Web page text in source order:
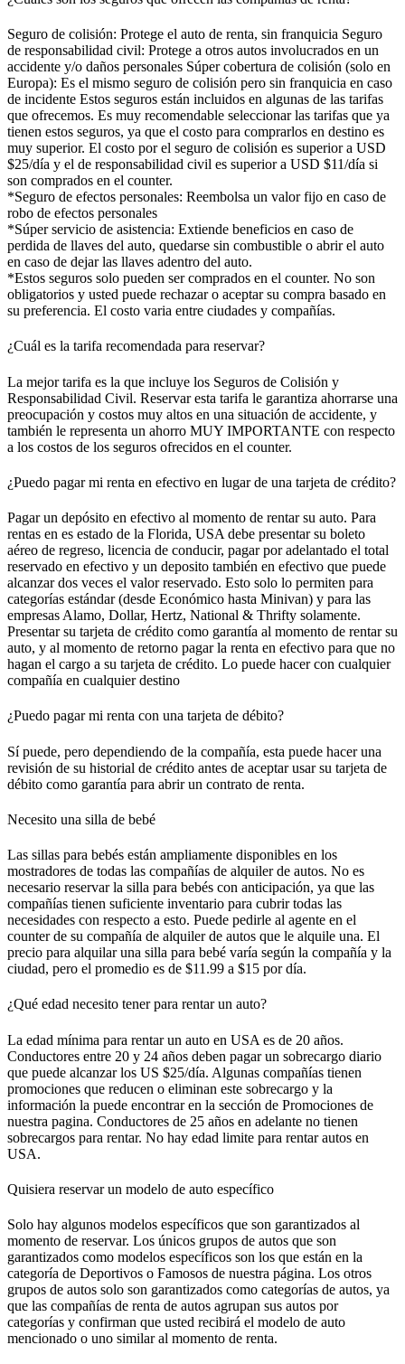
Seguro de colisión: Protege el auto de renta, sin franquicia Seguro
de responsabilidad civil: Protege a otros autos involucrados en un
accidente y/o daños personales Súper cobertura de colisión (solo en
Europa): Es el mismo seguro de colisión pero sin franquicia en caso
de incidente Estos seguros están incluidos en algunas de las tarifas
que ofrecemos. Es muy recomendable seleccionar las tarifas que ya
tienen estos seguros, ya que el costo para comprarlos en destino es
muy superior. El costo por el seguro de colisión es superior a USD
$25/día y el de responsabilidad civil es superior a USD $11/día si
son comprados en el counter.
*Seguro de efectos personales: Reembolsa un valor fijo en caso de
robo de efectos personales
*Súper servicio de asistencia: Extiende beneficios en caso de
perdida de llaves del auto, quedarse sin combustible o abrir el auto
en caso de dejar las llaves adentro del auto.
*Estos seguros solo pueden ser comprados en el counter. No son
obligatorios y usted puede rechazar o aceptar su compra basado en
su preferencia. El costo varia entre ciudades y compañías.
¿Cuál es la tarifa recomendada para reservar?
La mejor tarifa es la que incluye los Seguros de Colisión y
Responsabilidad Civil. Reservar esta tarifa le garantiza ahorrarse una
preocupación y costos muy altos en una situación de accidente, y
también le representa un ahorro MUY IMPORTANTE con respecto
a los costos de los seguros ofrecidos en el counter.
¿Puedo pagar mi renta en efectivo en lugar de una tarjeta de crédito?
Pagar un depósito en efectivo al momento de rentar su auto. Para
rentas en es estado de la Florida, USA debe presentar su boleto
aéreo de regreso, licencia de conducir, pagar por adelantado el total
reservado en efectivo y un deposito también en efectivo que puede
alcanzar dos veces el valor reservado. Esto solo lo permiten para
categorías estándar (desde Económico hasta Minivan) y para las
empresas Alamo, Dollar, Hertz, National & Thrifty solamente.
Presentar su tarjeta de crédito como garantía al momento de rentar su
auto, y al momento de retorno pagar la renta en efectivo para que no
hagan el cargo a su tarjeta de crédito. Lo puede hacer con cualquier
compañía en cualquier destino
¿Puedo pagar mi renta con una tarjeta de débito?
Sí puede, pero dependiendo de la compañía, esta puede hacer una
revisión de su historial de crédito antes de aceptar usar su tarjeta de
débito como garantía para abrir un contrato de renta.
Necesito una silla de bebé
Las sillas para bebés están ampliamente disponibles en los
mostradores de todas las compañías de alquiler de autos. No es
necesario reservar la silla para bebés con anticipación, ya que las
compañías tienen suficiente inventario para cubrir todas las
necesidades con respecto a esto. Puede pedirle al agente en el
counter de su compañía de alquiler de autos que le alquile una. El
precio para alquilar una silla para bebé varía según la compañía y la
ciudad, pero el promedio es de $11.99 a $15 por día.
¿Qué edad necesito tener para rentar un auto?
La edad mínima para rentar un auto en USA es de 20 años.
Conductores entre 20 y 24 años deben pagar un sobrecargo diario
que puede alcanzar los US $25/día. Algunas compañías tienen
promociones que reducen o eliminan este sobrecargo y la
información la puede encontrar en la sección de Promociones de
nuestra pagina. Conductores de 25 años en adelante no tienen
sobrecargos para rentar. No hay edad limite para rentar autos en
USA.
Quisiera reservar un modelo de auto específico
Solo hay algunos modelos específicos que son garantizados al
momento de reservar. Los únicos grupos de autos que son
garantizados como modelos específicos son los que están en la
categoría de Deportivos o Famosos de nuestra página. Los otros
grupos de autos solo son garantizados como categorías de autos, ya
que las compañías de renta de autos agrupan sus autos por
categorías y confirman que usted recibirá el modelo de auto
mencionado o uno similar al momento de renta.